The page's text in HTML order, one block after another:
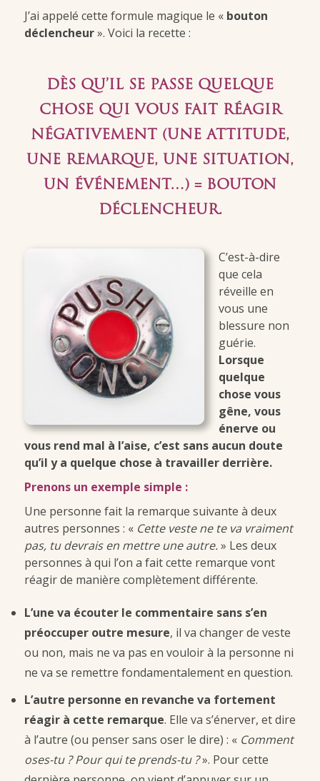
J’ai appelé cette formule magique le « bouton
déclencheur». Voici la recette :
DÈS QU’IL SE PASSE QUELQUE
CHOSE QUI VOUS FAIT RÉAGIR
NÉGATIVEMENT (UNE ATTITUDE,
UNE REMARQUE, UNE SITUATION,
UN ÉVÉNEMENT…) = BOUTON
DÉCLENCHEUR.
C’est-à-dire
que cela
réveille en
vous une
blessure non
guérie.
Lorsque
quelque
chose vous
gêne, vous
énerve ou
vous rend mal à l’aise, c’est sans aucun doute
qu’il y a quelque chose à travailler derrière.
Prenons un exemple simple :
Une personne fait la remarque suivante à deux
autres personnes : « Cette veste ne te va vraiment
pas, tu devrais en mettre une autre.» Les deux
personnes à qui l’on a fait cette remarque vont
réagir de manière complètement différente.
L’une va écouter le commentaire sans s’en
préoccuper outre mesure, il va changer de veste
ou non, mais ne va pas en vouloir à la personne ni
ne va se remettre fondamentalement en question.
L’autre personne en revanche va fortement
réagir à cette remarque. Elle va s’énerver, et dire
à l’autre (ou penser sans oser le dire) : « Comment
oses-tu ? Pour qui te prends-tu ?». Pour cette